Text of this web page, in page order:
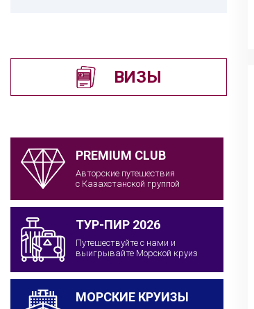
ВИЗЫ
PREMIUM CLUB
Авторские путешествия
с Казахстанской группой
ТУР-ПИР 2026
Путешествуйте с нами и
выигрывайте Морской круиз
МОРСКИЕ КРУИЗЫ